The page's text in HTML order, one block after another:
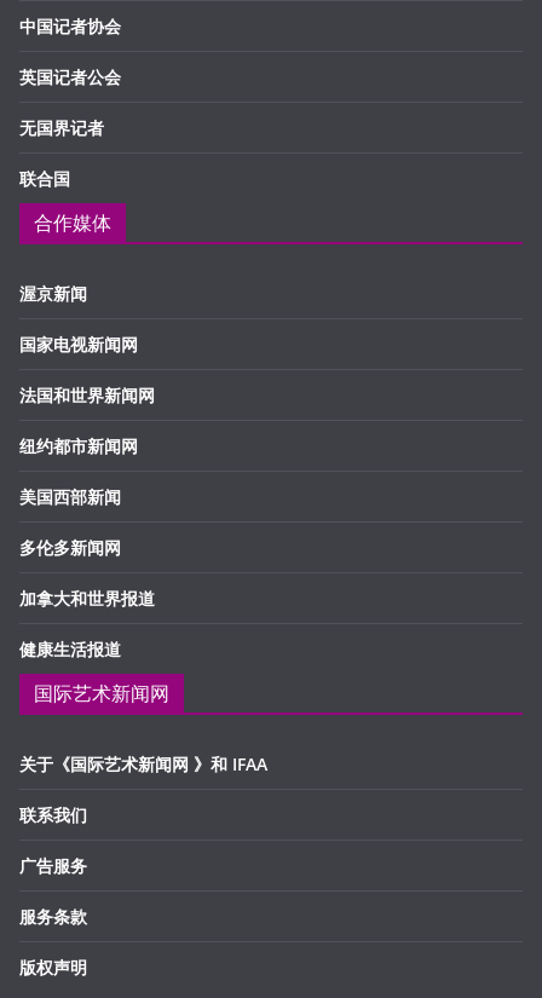
中国记者协会
英国记者公会
无国界记者
联合国
合作媒体
渥京新闻
国家电视新闻网
法国和世界新闻网
纽约都市新闻网
美国西部新闻
多伦多新闻网
加拿大和世界报道
健康生活报道
国际艺术新闻网
关于《国际艺术新闻网 》和 IFAA
联系我们
广告服务
服务条款
版权声明